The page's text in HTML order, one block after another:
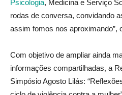
Psicologia, Medicina e Serviço
rodas de conversa, convidando
assim fomos nos aproximando”,
Com objetivo de ampliar ainda
informações compartilhadas, a
Simpósio Agosto Lilás: